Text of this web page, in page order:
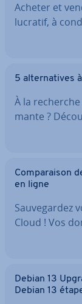
Acheter et
lucratif, à
5 al­ter­na­tives
À la
mante ?
Com­pa­rai­son
en ligne
Sau­ve­gar­dez
Cloud ! Vos
Debian 13
Debian 13